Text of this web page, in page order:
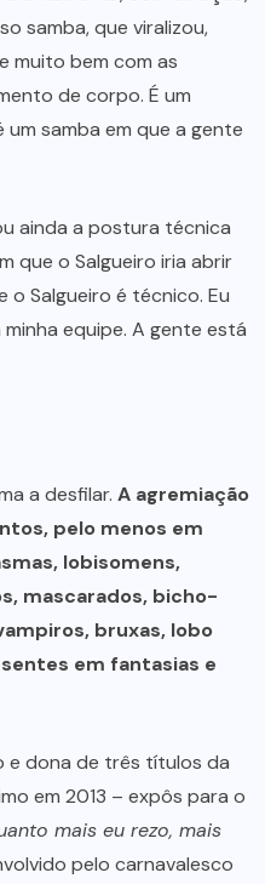
samba, que viralizou,
muito bem com as
de corpo. É um
samba em que a gente
ainda a postura técnica
que o Salgueiro iria abrir
o Salgueiro é técnico. Eu
equipe. A gente está
a desfilar. A agremiação
pelo menos em
lobisomens,
mascarados, bicho-
bruxas, lobo
em fantasias e
e dona de três títulos da
em 2013 – expôs para o
mais eu rezo, mais
pelo carnavalesco